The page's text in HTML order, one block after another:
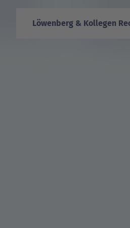
Löwenberg & Kollegen